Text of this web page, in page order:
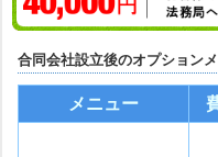
合同会社設立後のオプション
メニュー